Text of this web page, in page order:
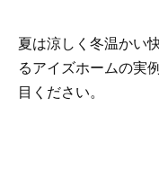
夏は涼しく冬温かい
るアイズホームの実
目ください。